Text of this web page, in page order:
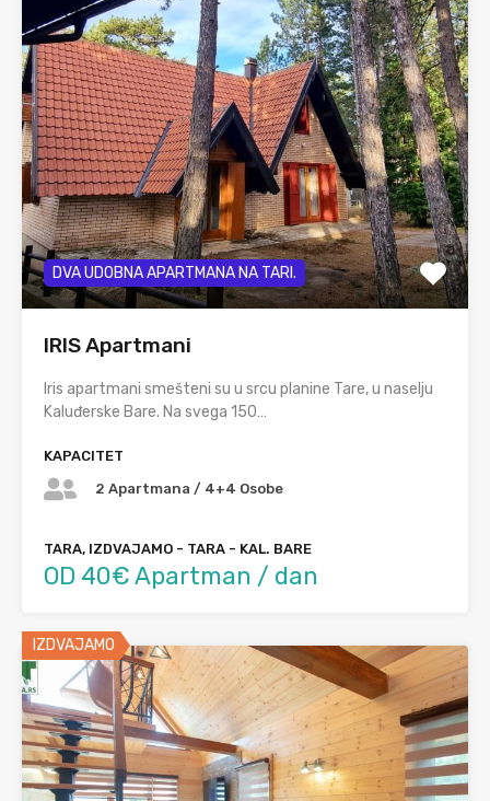
DVA UDOBNA APARTMANA NA TARI.
IRIS Apartmani
Iris apartmani smešteni su u srcu planine Tare, u naselju
Kaluđerske Bare. Na svega 150…
KAPACITET
2 Apartmana / 4+4 Osobe
TARA, IZDVAJAMO - TARA - KAL. BARE
OD 40€ Apartman / dan
IZDVAJAMO